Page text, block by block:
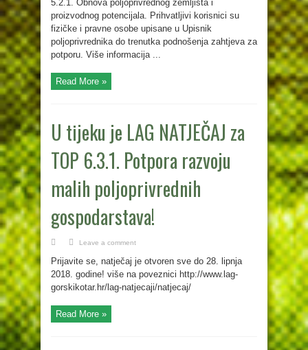
5.2.1. Obnova poljoprivrednog zemljišta i
proizvodnog potencijala. Prihvatljivi korisnici su
fizičke i pravne osobe upisane u Upisnik
poljoprivrednika do trenutka podnošenja zahtjeva za
potporu. Više informacija ...
Read More »
U tijeku je LAG NATJEČAJ za
TOP 6.3.1. Potpora razvoju
malih poljoprivrednih
gospodarstava!
Leave a comment
Prijavite se, natječaj je otvoren sve do 28. lipnja
2018. godine! više na poveznici http://www.lag-
gorskikotar.hr/lag-natjecaji/natjecaj/
Read More »